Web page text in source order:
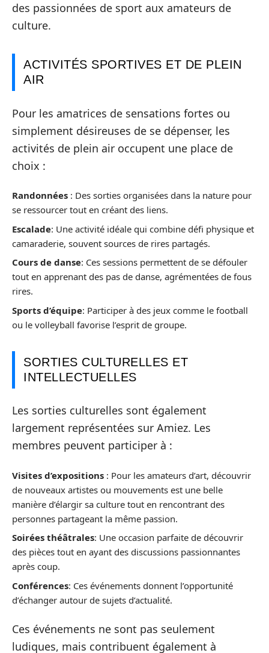
des passionnées de sport aux amateurs de
culture.
ACTIVITÉS SPORTIVES ET DE PLEIN
AIR
Pour les amatrices de sensations fortes ou
simplement désireuses de se dépenser, les
activités de plein air occupent une place de
choix :
Randonnées : Des sorties organisées dans la nature pour
se ressourcer tout en créant des liens.
Escalade: Une activité idéale qui combine défi physique et
camaraderie, souvent sources de rires partagés.
Cours de danse: Ces sessions permettent de se défouler
tout en apprenant des pas de danse, agrémentées de fous
rires.
Sports d’équipe: Participer à des jeux comme le football
ou le volleyball favorise l’esprit de groupe.
SORTIES CULTURELLES ET
INTELLECTUELLES
Les sorties culturelles sont également
largement représentées sur Amiez. Les
membres peuvent participer à :
Visites d’expositions : Pour les amateurs d’art, découvrir
de nouveaux artistes ou mouvements est une belle
manière d’élargir sa culture tout en rencontrant des
personnes partageant la même passion.
Soirées théâtrales: Une occasion parfaite de découvrir
des pièces tout en ayant des discussions passionnantes
après coup.
Conférences: Ces événements donnent l’opportunité
d’échanger autour de sujets d’actualité.
Ces événements ne sont pas seulement
ludiques, mais contribuent également à